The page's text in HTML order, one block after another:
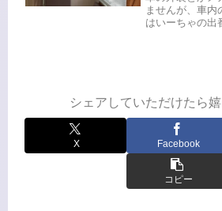
ませんが、車内
はいーちゃの出
いただこうかと
次第で模様替
シェアしていただけたら
X Facebook
コピー